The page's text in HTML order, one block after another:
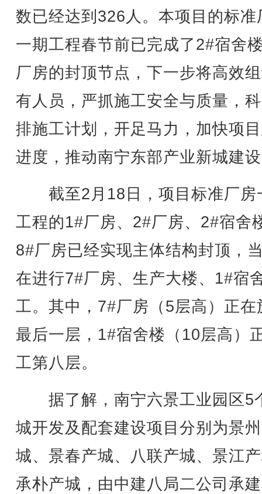
数已经达到326人。本项目的标准
一期工程春节前已完成了2#宿舍
厂房的封顶节点，下一步将高效
有人员，严抓施工安全与质量，
排施工计划，开足马力，加快项
进度，推动南宁东部产业新城建
截至2月18日，项目标准厂房
工程的1#厂房、2#厂房、2#宿舍
8#厂房已经实现主体结构封顶，
在进行7#厂房、生产大楼、1#宿
工。其中，7#厂房（5层高）正在
最后一层，1#宿舍楼（10层高）
工第八层。
据了解，南宁六景工业园区5
城开发及配套建设项目分别为景
城、景春产城、八联产城、景江
承朴产城，由中建八局二公司承